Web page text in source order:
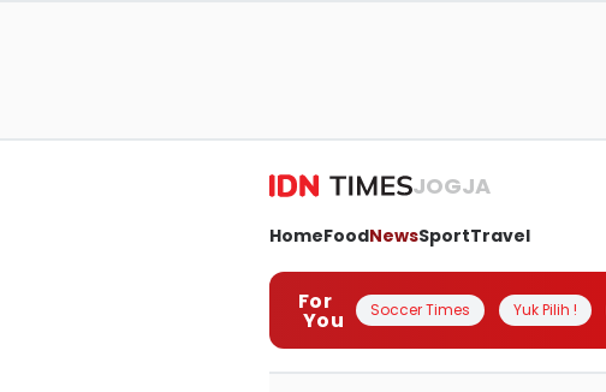
JOGJA
HomeFoodNewsSportTravel
For
You Soccer Times Yuk Pilih !